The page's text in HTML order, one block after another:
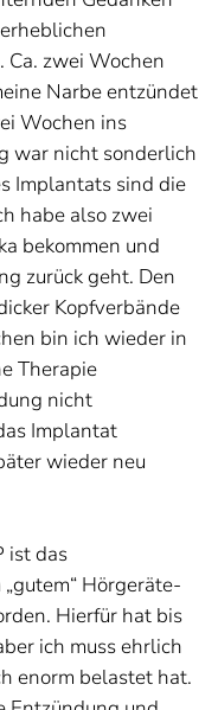
zwei Wochen
Narbe entzündet
Wochen ins
war nicht sonderlich
Implantats sind die
habe also zwei
bekommen und
zurück geht. Den
Kopfverbände
bin ich wieder in
Therapie
nicht
Implantat
wieder neu
ist das
Hörgeräte-
Hierfür hat bis
ich muss ehrlich
enorm belastet hat.